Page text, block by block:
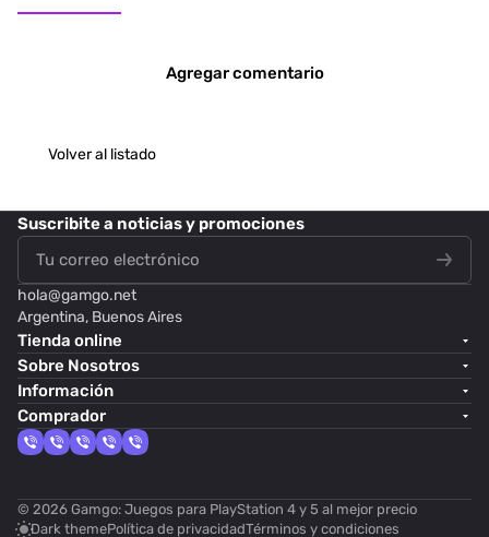
Agregar comentario
Volver al listado
Suscribitea noticias y promociones
hola@gamgo.net
Argentina, Buenos Aires
Tienda online
Sobre Nosotros
Información
Comprador
© 2026 Gamgo: Juegos para PlayStation 4 y 5 al mejor precio
Dark themePolítica de privacidadTérminos y condiciones